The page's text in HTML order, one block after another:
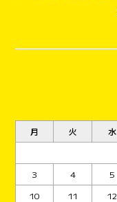
月 火 水
3
4 5
10
11 12